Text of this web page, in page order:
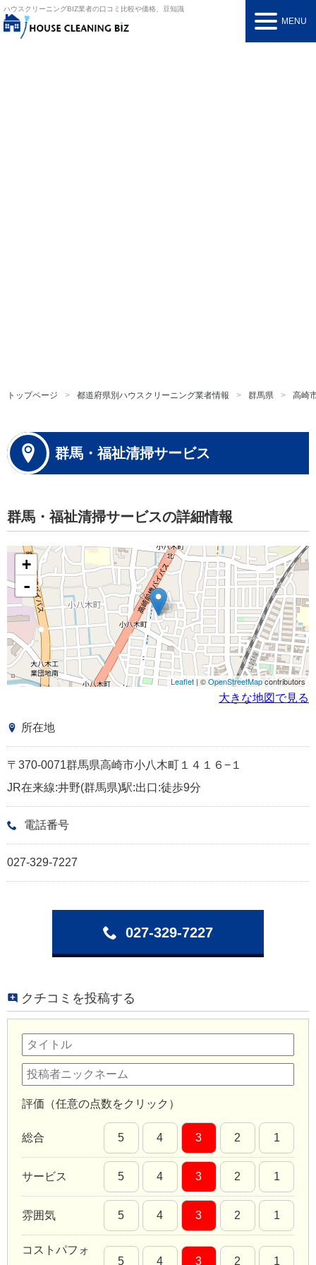
ハウスクリーニングBIZ業者の口コミ比較や価格、豆知識
MENU
トップページ 都道府県別ハウスクリーニング業者情報 群馬県 高崎
群馬・福祉清掃サービス
群馬・福祉清掃サービスの詳細情報
+
-
Leaflet | ©OpenStreetMapcontributors
大きな地図で見る
所在地
〒370-0071群馬県高崎市小八木町１４１６−１
JR在来線:井野(群馬県)駅:出口:徒歩9分
電話番号
027-329-7227
027-329-7227
クチコミを投稿する
評価（任意の点数をクリック）
総合 5 4 3 2 1
サービス 5 4 3 2 1
雰囲気 5 4 3 2 1
コストパフォ
5
4 3 2 1